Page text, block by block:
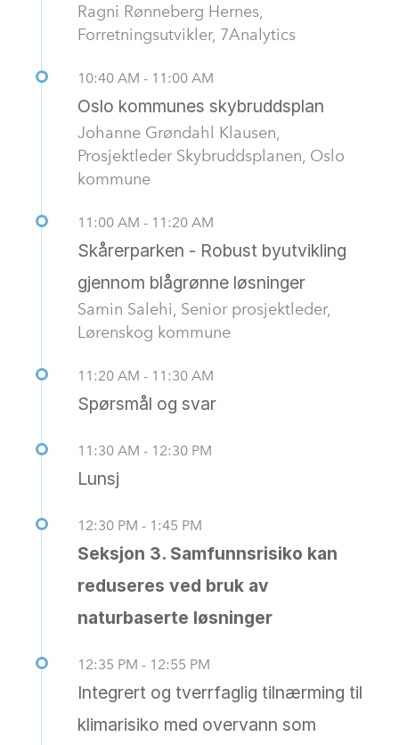
Ragni Rønneberg Hernes,
Forretningsutvikler, 7Analytics
10:40 AM - 11:00 AM
Oslo kommunes skybruddsplan
Johanne Grøndahl Klausen,
Prosjektleder Skybruddsplanen, Oslo
kommune
11:00 AM - 11:20 AM
Skårerparken - Robust byutvikling
gjennom blågrønne løsninger
Samin Salehi, Senior prosjektleder,
Lørenskog kommune
11:20 AM - 11:30 AM
Spørsmål og svar
11:30 AM - 12:30 PM
Lunsj
12:30 PM - 1:45 PM
Seksjon 3. Samfunnsrisiko kan
reduseres ved bruk av
naturbaserte løsninger
12:35 PM - 12:55 PM
Integrert og tverrfaglig tilnærming til
klimarisiko med overvann som